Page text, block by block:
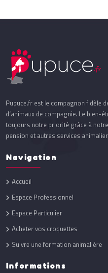
Pupuce.fr est le compagnon fidèle
d’animaux de compagnie. Le bien-
toujours notre priorité grâce à
pension et autres services
Navigation
Accueil
Espace Professionnel
Espace Particulier
Acheter vos croquettes
Suivre une formation animalière
Informations